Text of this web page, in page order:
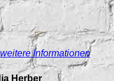
weitere Informationen
Herber